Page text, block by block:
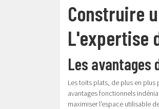
Construire
L'expertise
Les avantages
Les toits plats, de plus en
avantages fonctionnels
maximiser l'espace utilisable